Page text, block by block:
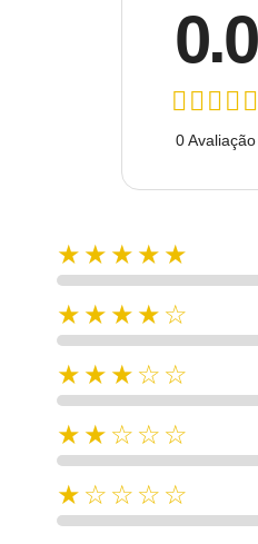
0.0
0 Avaliação
★★★★★
★★★★☆
★★★☆☆
★★☆☆☆
★☆☆☆☆